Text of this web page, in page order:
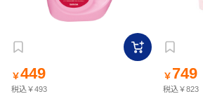
￥449
税込￥493
￥ 749
税込￥823